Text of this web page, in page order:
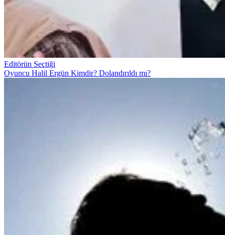
Editörün Seçtiği
Oyuncu Halil Ergün Kimdir? Dolandırıldı mı?